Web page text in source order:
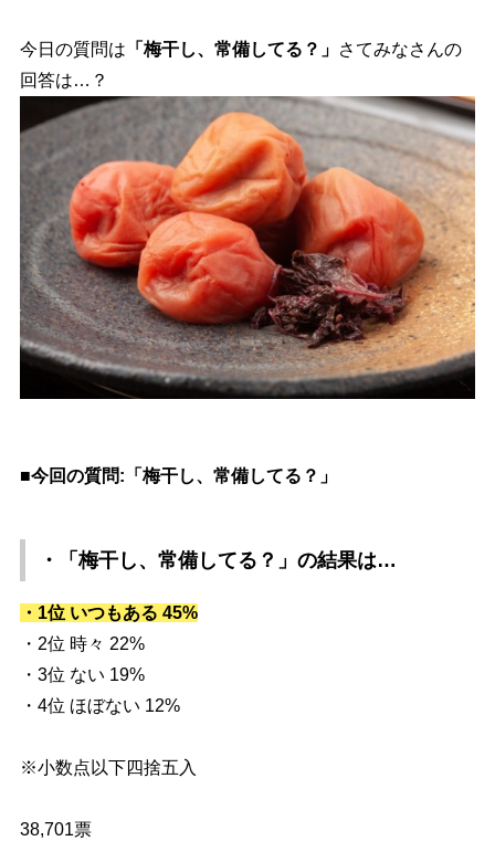
今日の質問は 「梅干し、常備してる？」 さてみなさんの
回答は…？
■今回の質問:「梅干し、常備してる？」
・「梅干し、常備してる？」 の結果は…
・1位 いつもある 45%
・2位 時々 22%
・3位 ない 19%
・4位 ほぼない 12%
※小数点以下四捨五入
38,701票